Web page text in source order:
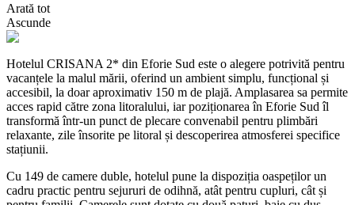
Arată tot
Ascunde
Hotelul CRISANA 2* din Eforie Sud este o alegere potrivită pentru
vacanțele la malul mării, oferind un ambient simplu, funcțional și
accesibil, la doar aproximativ 150 m de plajă. Amplasarea sa permite
acces rapid către zona litoralului, iar poziționarea în Eforie Sud îl
transformă într-un punct de plecare convenabil pentru plimbări
relaxante, zile însorite pe litoral și descoperirea atmosferei specifice
stațiunii.
Cu 149 de camere duble, hotelul pune la dispoziția oaspeților un
cadru practic pentru sejururi de odihnă, atât pentru cupluri, cât și